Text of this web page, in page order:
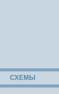
СХЕМЫ